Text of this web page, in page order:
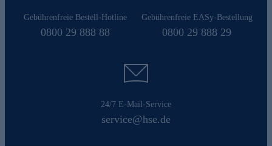
Gebührenfreie Bestell-Hotline
0800 29 888 88
Gebührenfreie EASy-Bestellung
0800 29 888 29
24/7 E-Mail-Service
service@hse.de